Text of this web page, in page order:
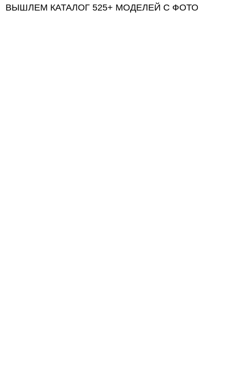
ВЫШЛЕМ КАТАЛОГ 525+ МОДЕЛЕЙ С ФОТО